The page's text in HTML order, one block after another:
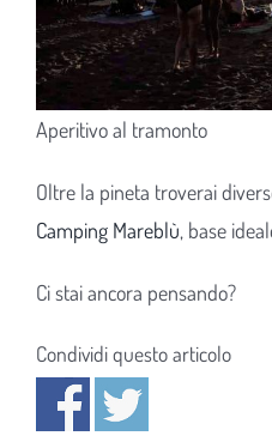
Aperitivo al tramonto
Oltre la pineta troverai
Camping Mareblù, base
Ci stai ancora pensando?
Condividi questo articolo